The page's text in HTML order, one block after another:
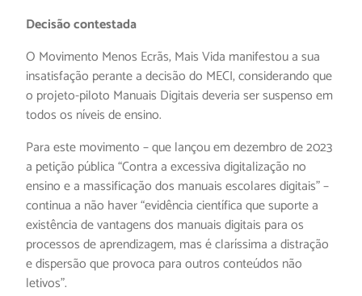
Decisão contestada
O Movimento Menos Ecrãs, Mais Vida manifestou a sua
insatisfação perante a decisão do MECI, considerando que
o projeto-piloto Manuais Digitais deveria ser suspenso em
todos os níveis de ensino.
Para este movimento – que lançou em dezembro de 2023
a petição pública “Contra a excessiva digitalização no
ensino e a massificação dos manuais escolares digitais” –
continua a não haver “evidência científica que suporte a
existência de vantagens dos manuais digitais para os
processos de aprendizagem, mas é claríssima a distração
e dispersão que provoca para outros conteúdos não
letivos”.